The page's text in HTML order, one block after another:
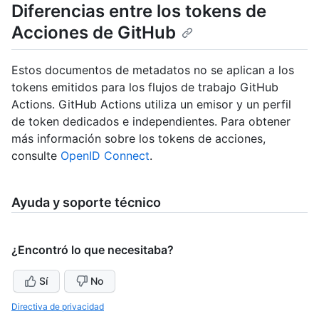
Diferencias entre los tokens de
Acciones de GitHub
Estos documentos de metadatos no se aplican a los
tokens emitidos para los flujos de trabajo GitHub
Actions. GitHub Actions utiliza un emisor y un perfil
de token dedicados e independientes. Para obtener
más información sobre los tokens de acciones,
consulte OpenID Connect.
Ayuda y soporte técnico
¿Encontró lo que necesitaba?
Sí No
Directiva de privacidad